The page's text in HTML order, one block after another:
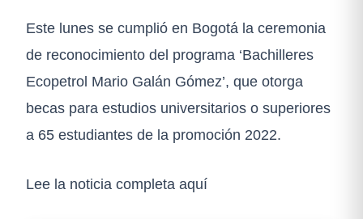
Este lunes se cumplió en Bogotá la ceremonia
de reconocimiento del programa ‘Bachilleres
Ecopetrol Mario Galán Gómez’, que otorga
becas para estudios universitarios o superiores
a 65 estudiantes de la promoción 2022.
Lee la noticia completa aquí